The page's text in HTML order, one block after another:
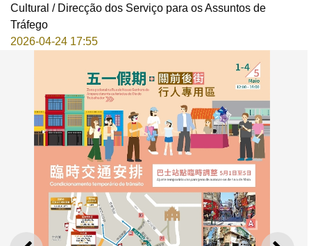
Cultural / Direcção dos Serviço para os Assuntos de
Tráfego
2026-04-24 17:55